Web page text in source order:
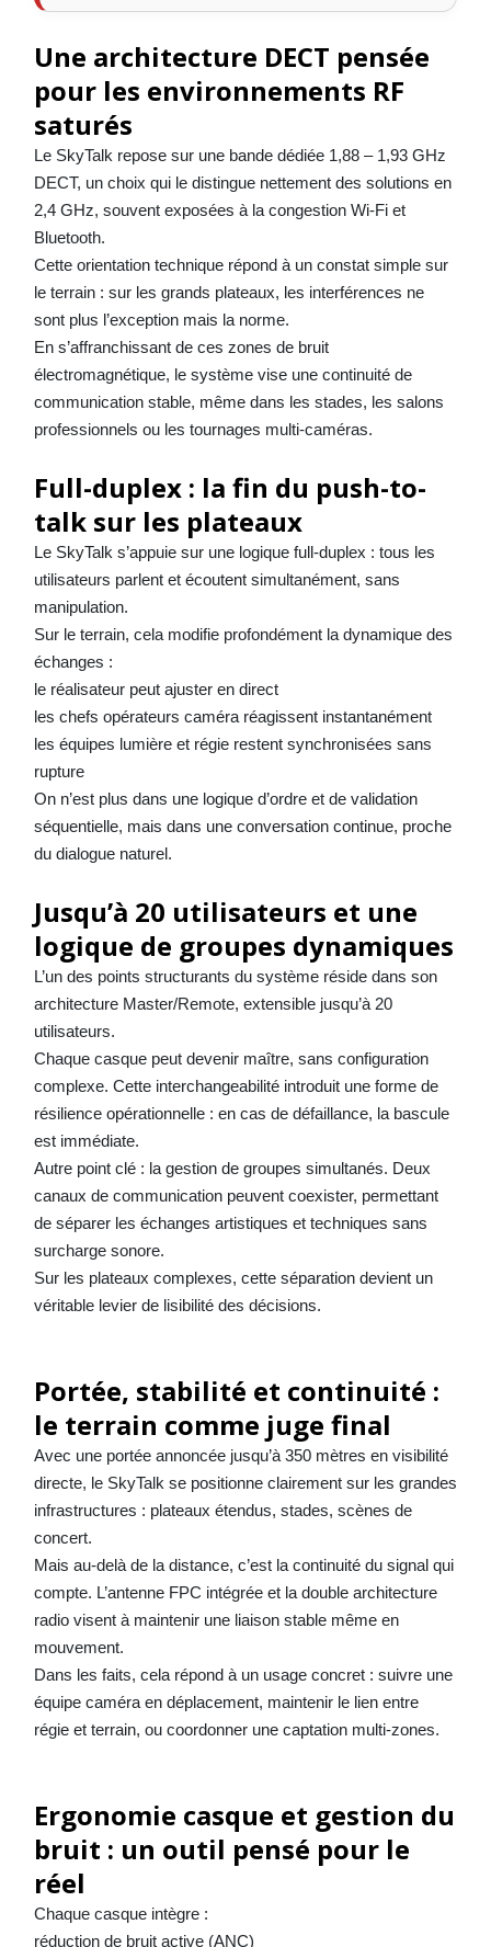
Une architecture DECT pensée
pour les environnements RF
saturés
Le SkyTalk repose sur une bande dédiée 1,88 – 1,93 GHz
DECT, un choix qui le distingue nettement des solutions en
2,4 GHz, souvent exposées à la congestion Wi-Fi et
Bluetooth.
Cette orientation technique répond à un constat simple sur
le terrain : sur les grands plateaux, les interférences ne
sont plus l’exception mais la norme.
En s’affranchissant de ces zones de bruit
électromagnétique, le système vise une continuité de
communication stable, même dans les stades, les salons
professionnels ou les tournages multi-caméras.
Full-duplex : la fin du push-to-
talk sur les plateaux
Le SkyTalk s’appuie sur une logique full-duplex : tous les
utilisateurs parlent et écoutent simultanément, sans
manipulation.
Sur le terrain, cela modifie profondément la dynamique des
échanges :
le réalisateur peut ajuster en direct
les chefs opérateurs caméra réagissent instantanément
les équipes lumière et régie restent synchronisées sans
rupture
On n’est plus dans une logique d’ordre et de validation
séquentielle, mais dans une conversation continue, proche
du dialogue naturel.
Jusqu’à 20 utilisateurs et une
logique de groupes dynamiques
L’un des points structurants du système réside dans son
architecture Master/Remote, extensible jusqu’à 20
utilisateurs.
Chaque casque peut devenir maître, sans configuration
complexe. Cette interchangeabilité introduit une forme de
résilience opérationnelle : en cas de défaillance, la bascule
est immédiate.
Autre point clé : la gestion de groupes simultanés. Deux
canaux de communication peuvent coexister, permettant
de séparer les échanges artistiques et techniques sans
surcharge sonore.
Sur les plateaux complexes, cette séparation devient un
véritable levier de lisibilité des décisions.
Portée, stabilité et continuité :
le terrain comme juge final
Avec une portée annoncée jusqu’à 350 mètres en visibilité
directe, le SkyTalk se positionne clairement sur les grandes
infrastructures : plateaux étendus, stades, scènes de
concert.
Mais au-delà de la distance, c’est la continuité du signal qui
compte. L’antenne FPC intégrée et la double architecture
radio visent à maintenir une liaison stable même en
mouvement.
Dans les faits, cela répond à un usage concret : suivre une
équipe caméra en déplacement, maintenir le lien entre
régie et terrain, ou coordonner une captation multi-zones.
Ergonomie casque et gestion du
bruit : un outil pensé pour le
réel
Chaque casque intègre :
réduction de bruit active (ANC)